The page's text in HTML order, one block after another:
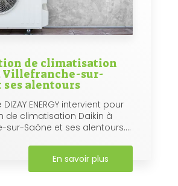
de climatisation
Villefranche-sur-
ses alentours
DIZAY ENERGY intervient pour
de climatisation Daikin à
sur-Saône et ses alentours....
En savoir plus